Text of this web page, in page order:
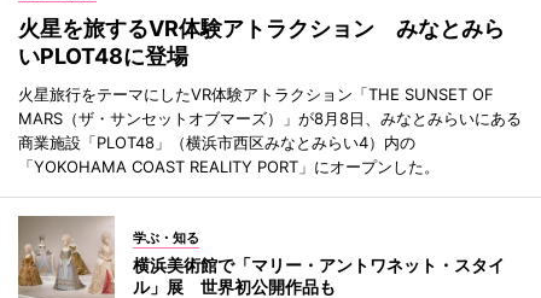
火星を旅するVR体験アトラクション みなとみら
いPLOT48に登場
火星旅行をテーマにしたVR体験アトラクション「THE SUNSET OF
MARS（ザ・サンセットオブマーズ）」が8月8日、みなとみらいにある
商業施設「PLOT48」（横浜市西区みなとみらい4）内の
「YOKOHAMA COAST REALITY PORT」にオープンした。
学ぶ・知る
横浜美術館で「マリー・アントワネット・スタイ
ル」展 世界初公開作品も